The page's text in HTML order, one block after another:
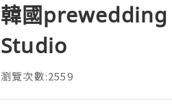
韓國
Studio
瀏覽次數:2559